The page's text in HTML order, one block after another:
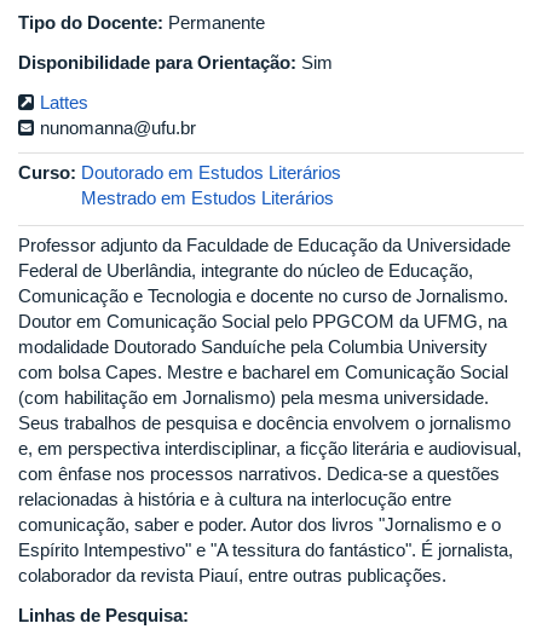
Tipo do Docente: Permanente
Disponibilidade para Orientação: Sim
Lattes
nunomanna@ufu.br
Curso: Doutorado em Estudos Literários
Mestrado em Estudos Literários
Professor adjunto da Faculdade de Educação da Universidade
Federal de Uberlândia, integrante do núcleo de Educação,
Comunicação e Tecnologia e docente no curso de Jornalismo.
Doutor em Comunicação Social pelo PPGCOM da UFMG, na
modalidade Doutorado Sanduíche pela Columbia University
com bolsa Capes. Mestre e bacharel em Comunicação Social
(com habilitação em Jornalismo) pela mesma universidade.
Seus trabalhos de pesquisa e docência envolvem o jornalismo
e, em perspectiva interdisciplinar, a ficção literária e audiovisual,
com ênfase nos processos narrativos. Dedica-se a questões
relacionadas à história e à cultura na interlocução entre
comunicação, saber e poder. Autor dos livros "Jornalismo e o
Espírito Intempestivo" e "A tessitura do fantástico". É jornalista,
colaborador da revista Piauí, entre outras publicações.
Linhas de Pesquisa: